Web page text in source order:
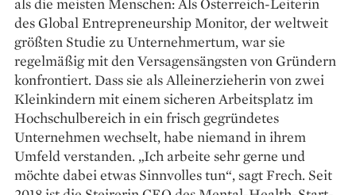
des ­Global Entrepreneurship Monitor, der weltweit
größten Studie zu Unternehmertum, war sie
regelmäßig mit den Ver­sagensängsten von Gründern
konfrontiert. Dass sie als Alleinerzieherin von zwei
Kleinkindern mit einem sicheren Arbeitsplatz im
Hochschulbereich in ein frisch gegründetes
Unternehmen wechselt, habe niemand in ihrem
Umfeld verstanden. „Ich arbeite sehr gerne und
möchte dabei etwas Sinnvolles tun“, sagt Frech. Seit